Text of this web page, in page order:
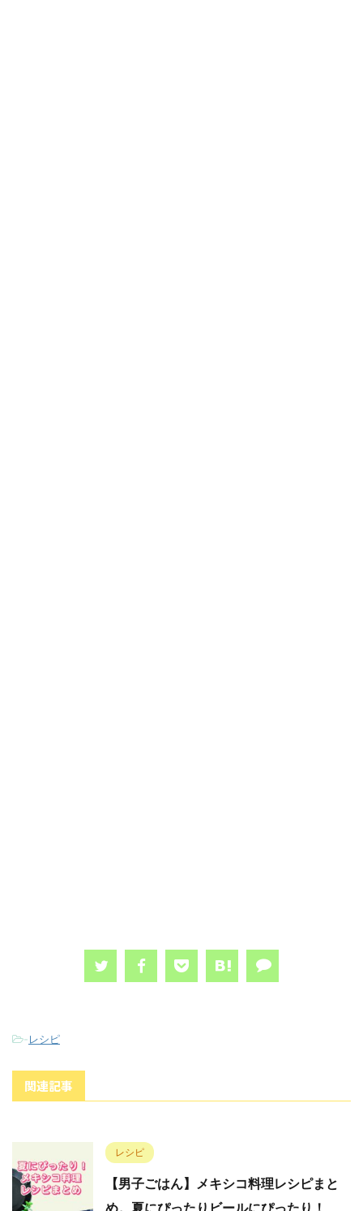
-レシピ
関連記事
レシピ
【男子ごはん】メキシコ料理レシピまと
め。夏にぴったりビールにぴったり！